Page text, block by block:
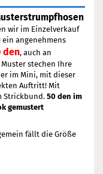
wir im Einzelverkauf
ein angenehmens
den, auch an
stechen Ihre
im Mini, mit dieser
Auftritt! Mit
Strickbund. 50 den im
gemustert
fällt die Größe